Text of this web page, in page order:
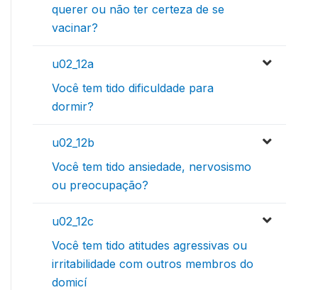
querer ou não ter certeza de se
vacinar?
u02_12a
Você tem tido dificuldade para
dormir?
u02_12b
Você tem tido ansiedade, nervosismo
ou preocupação?
u02_12c
Você tem tido atitudes agressivas ou
irritabilidade com outros membros do
domicí